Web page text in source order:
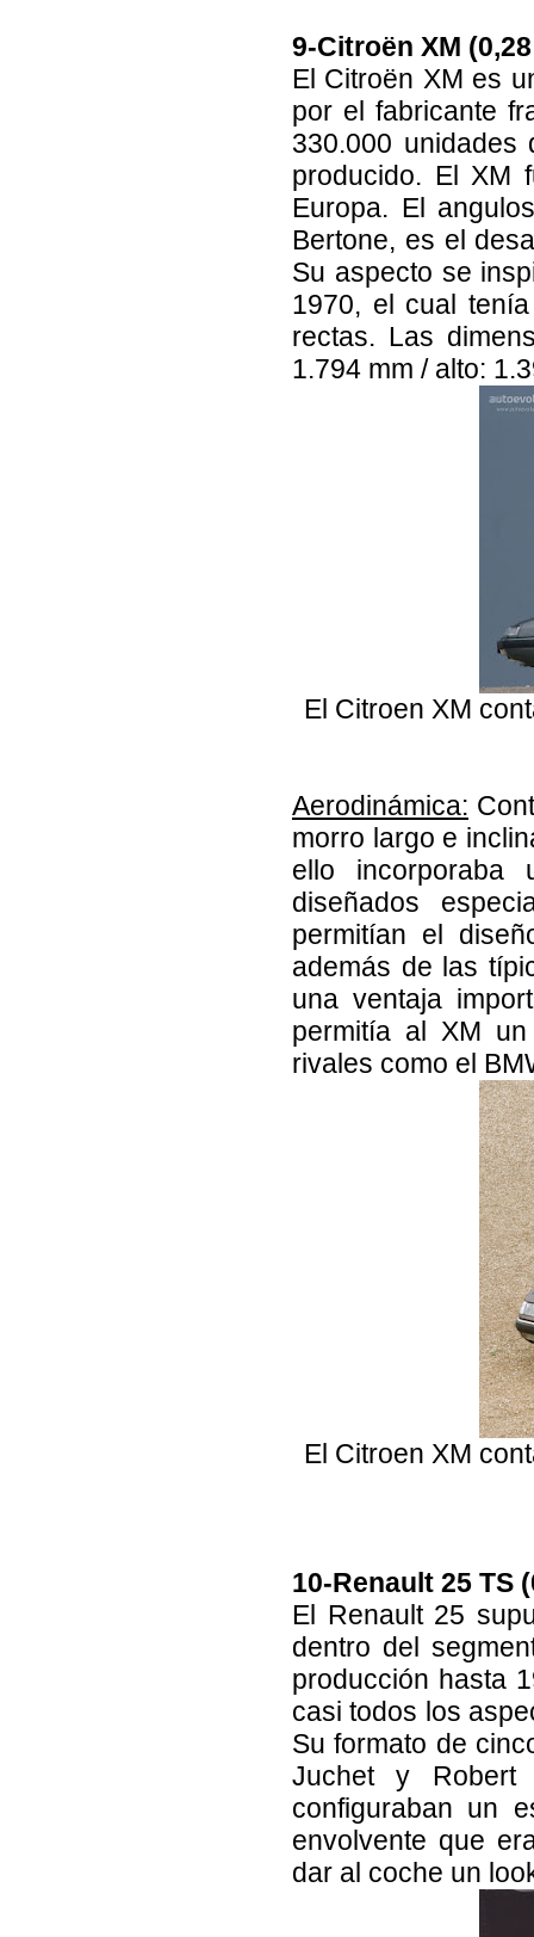
9-Citroën XM
El Citroën XM es
por el fabricante
330.000
producido. El XM
Europa. El
Bertone, es el
Su aspecto se
1970, el cual
rectas. Las
1.794 mm / alto:
El Citroen XM
Aerodinámica:
morro largo e
ello
diseñados
permitían el
además de las
una ventaja
permitía al XM
rivales como el
El Citroen XM
10-Renault 25 TS
El Renault 25
dentro del
producción hasta
casi todos los
Su formato de
Juchet y
configuraban un
envolvente que
dar al coche un